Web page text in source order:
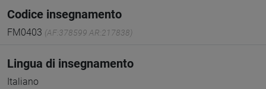
Codice insegnamento
FM0403 (AF:378599 AR:217838)
Lingua di insegnamento
Italiano